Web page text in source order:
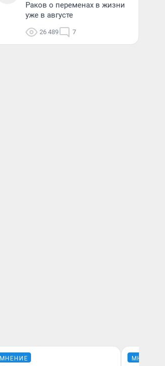
Раков о переменах в жизни
уже в августе
26 489 7
МНЕНИЕ МНЕНИЕ